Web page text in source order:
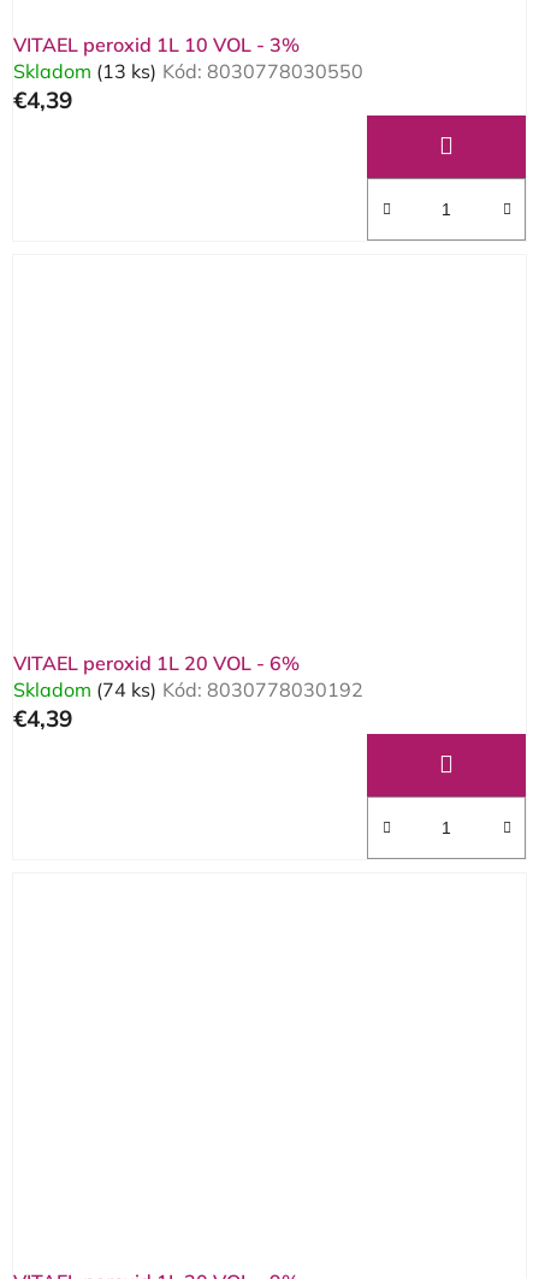
VITAEL peroxid 1L 10 VOL - 3%
Skladom (13 ks) Kód: 8030778030550
€4,39
VITAEL peroxid 1L 20 VOL - 6%
Skladom (74 ks) Kód: 8030778030192
€4,39